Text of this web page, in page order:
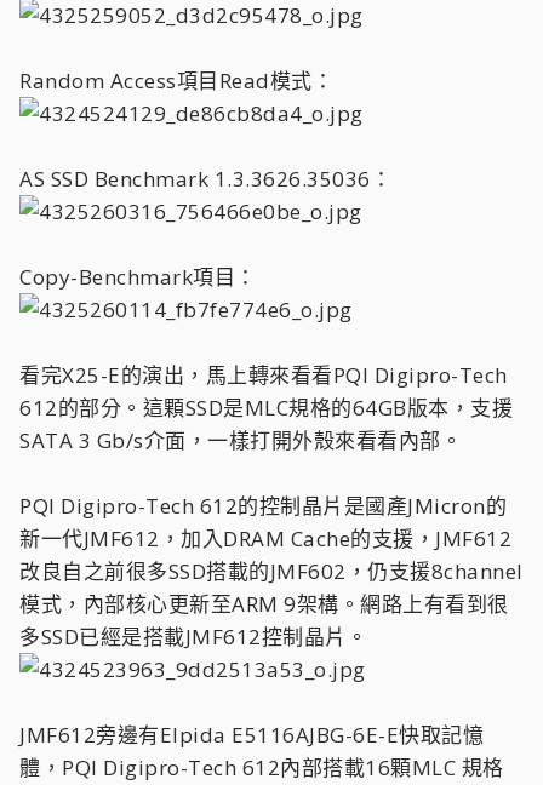
Random Access項目Read模式：
AS SSD Benchmark 1.3.3626.35036：
Copy-Benchmark項目：
看完X25-E的演出，馬上轉來看看PQI Digipro-Tech
612的部分。這顆SSD是MLC規格的64GB版本，支援
SATA 3 Gb/s介面，一樣打開外殼來看看內部。
PQI Digipro-Tech 612的控制晶片是國產JMicron的
新一代JMF612，加入DRAM Cache的支援，JMF612
改良自之前很多SSD搭載的JMF602，仍支援8channel
模式，內部核心更新至ARM 9架構。網路上有看到很
多SSD已經是搭載JMF612控制晶片。
JMF612旁邊有Elpida E5116AJBG-6E-E快取記憶
體，PQI Digipro-Tech 612內部搭載16顆MLC 規格